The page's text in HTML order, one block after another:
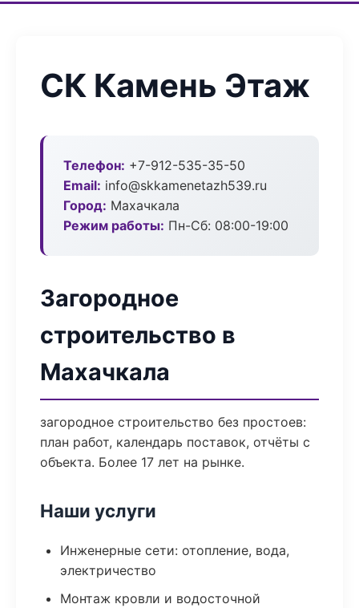
СК Камень Этаж
Телефон: +7-912-535-35-50
Email: info@skkamenetazh539.ru
Город: Махачкала
Режим работы: Пн-Сб: 08:00-19:00
Загородное
строительство в
Махачкала
загородное строительство без простоев:
план работ, календарь поставок, отчёты с
объекта. Более 17 лет на рынке.
Наши услуги
Инженерные сети: отопление, вода,
электричество
Монтаж кровли и водосточной